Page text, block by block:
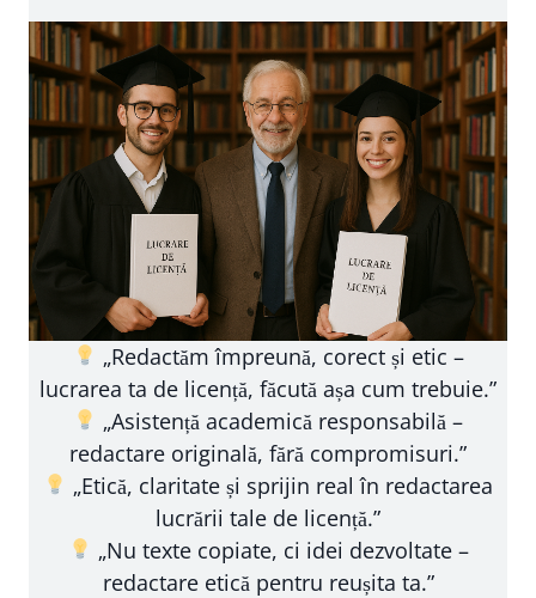
„Redactăm împreună, corect și etic –
lucrarea ta de licență, făcută așa cum trebuie.”
„Asistență academică responsabilă –
redactare originală, fără compromisuri.”
„Etică, claritate și sprijin real în redactarea
lucrării tale de licență.”
„Nu texte copiate, ci idei dezvoltate –
redactare etică pentru reușita ta.”